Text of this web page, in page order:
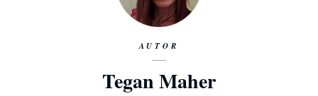
AUTOR
Tegan Maher